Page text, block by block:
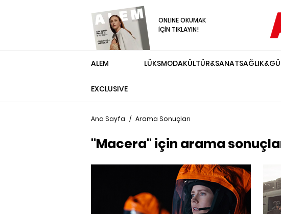
ONLINE OKUMAK
İÇİN TIKLAYIN!
ALEM
EXCLUSIVE
LÜKSMODAKÜLTÜR&SANAT
Ana Sayfa / Arama Sonuçları
"Macera" için arama